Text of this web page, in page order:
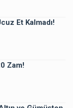
Et Kalmadı!
Zam!